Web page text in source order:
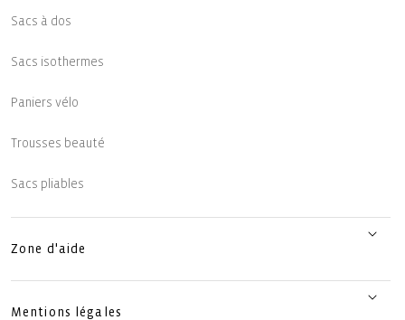
Sacs à dos
Sacs isothermes
Paniers vélo
Trousses beauté
Sacs pliables
Zone d'aide
Mentions légales